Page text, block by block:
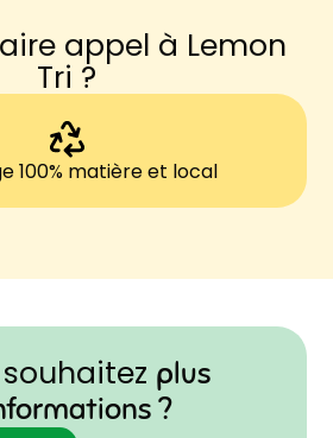
appel à Lemon
Tri ?
100% matière et local
plus
?